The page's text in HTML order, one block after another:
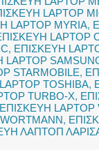
LAPTOP
LAPTOP MYRIA,
LAPTOP
, ΕΠΙΣΚΕΥΗ
STARMOBILE,
TOSHIBA,
TURBO-X,
ΕΠΙΣΚΕΥΗ LAPTOP
,
ΛΑΠΤΟΠ